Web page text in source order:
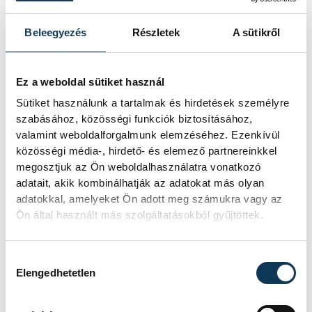
Beleegyezés Részletek A sütikről
Ez a weboldal sütiket használ
Sütiket használunk a tartalmak és hirdetések személyre
szabásához, közösségi funkciók biztosításához,
valamint weboldalforgalmunk elemzéséhez. Ezenkívül
közösségi média-, hirdető- és elemező partnereinkkel
megosztjuk az Ön weboldalhasználatra vonatkozó
adatait, akik kombinálhatják az adatokat más olyan
adatokkal, amelyeket Ön adott meg számukra vagy az
Ön által használt más szolgáltatásokból gyűjtöttek.
Elengedhetetlen
legforróbb, Angliában
szárazság tombol
Rá sem ismerünk Európára,
kontinensszerte rekordokat dönt a
hőség. Magyarország a legforróbb
országok közé került, miközben az
Egyesült Királyságban olyan száraz
júliust mértek, amilyenre 155 éve nem
volt példa.
A múltban és ma is rossz
hírt hoz a dunai Ínség-
szikla